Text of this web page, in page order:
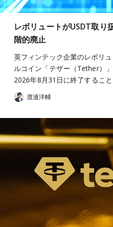
レボリュートがUSDT取り
階的廃止
英フィンテック企業のレボリ
ルコイン「テザー（Tether）
2026年8月31日に終了するこ
渡邉洋輔